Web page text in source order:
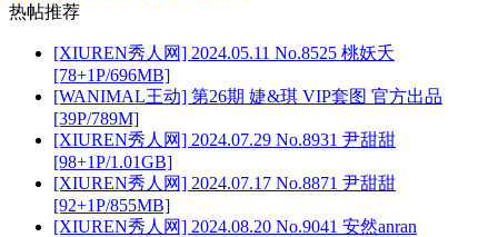
热帖推荐
[XIUREN秀人网] 2024.05.11 No.8525 桃妖夭
[78+1P/696MB]
[WANIMAL王动] 第26期 婕&琪 VIP套图 官方出品
[39P/789M]
[XIUREN秀人网] 2024.07.29 No.8931 尹甜甜
[98+1P/1.01GB]
[XIUREN秀人网] 2024.07.17 No.8871 尹甜甜
[92+1P/855MB]
[XIUREN秀人网] 2024.08.20 No.9041 安然anran